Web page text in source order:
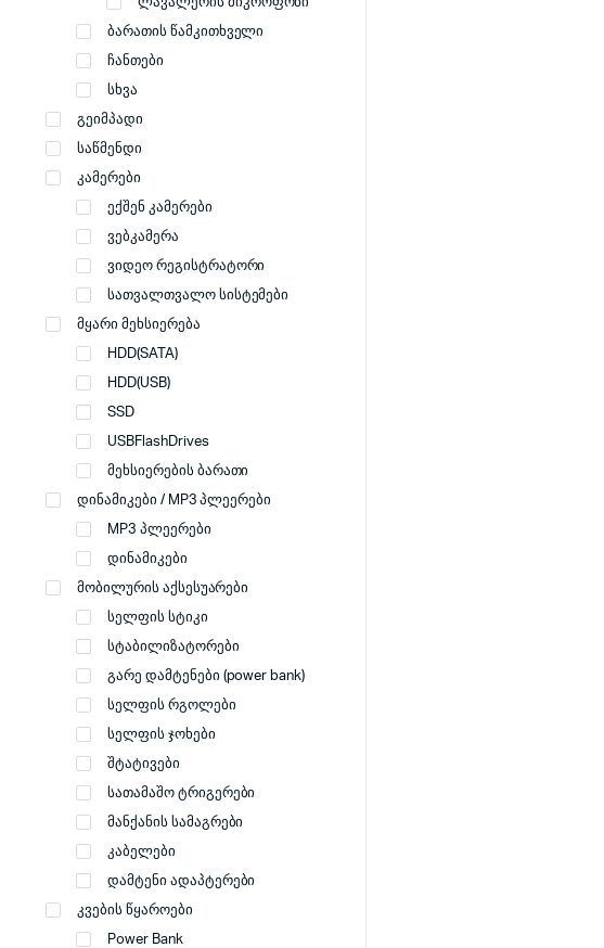
ბარათის წამკითხველი
ჩანთები
სხვა
გეიმპადი
საწმენდი
კამერები
ექშენ კამერები
ვებკამერა
ვიდეო რეგისტრატორი
სათვალთვალო სისტემები
მყარი მეხსიერება
HDD(SATA)
HDD(USB)
SSD
USBFlashDrives
მეხსიერების ბარათი
დინამიკები / MP3 პლეერები
MP3 პლეერები
დინამიკები
მობილურის აქსესუარები
სელფის სტიკი
სტაბილიზატორები
გარე დამტენები (power bank)
სელფის რგოლები
სელფის ჯოხები
შტატივები
სათამაშო ტრიგერები
მანქანის სამაგრები
კაბელები
დამტენი ადაპტერები
კვების წყაროები
Power Bank